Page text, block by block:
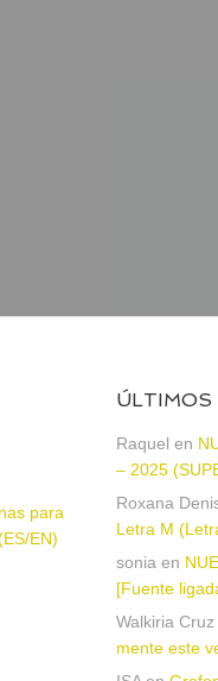
para
EN)
ÚLTIMOS
Raquel en
– 2025
Roxana
Letra M
sonia en
[Fuente
Walkiria Cruz
mente este